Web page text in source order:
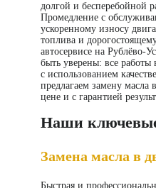
долгой и бесперебойной
Промедление с
ускоренному износу
топлива и
автосервисе на Рублёво-
быть уверены: все работы
с использованием
предлагаем замену масла
цене и с гарантией
Наши
Замена масла в
Быстрая и